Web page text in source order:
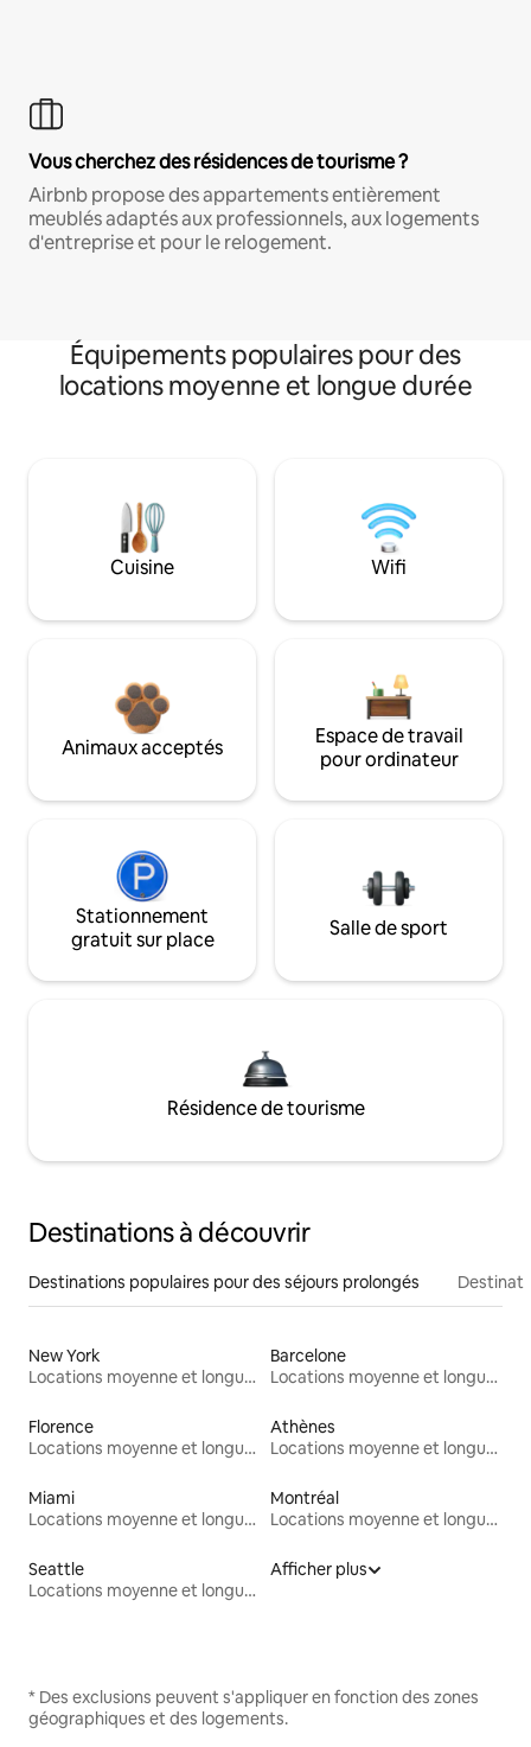
Vous cherchez des résidences de tourisme ?
Airbnb propose des appartements entièrement
meublés adaptés aux professionnels, aux logements
d'entreprise et pour le relogement.
Équipements populaires pour des
locations moyenne et longue durée
Cuisine Wifi
Animaux acceptés
Espace de travail
pour ordinateur
Stationnement
gratuit sur place
Salle de sport
Résidence de tourisme
Destinations à découvrir
Destinations populaires pour des séjours prolongés
New York
Locations moyenne et longue durée
Barcelone
Locations moyenne et longue durée
Florence
Locations moyenne et longue durée
Athènes
Locations moyenne et longue durée
Miami
Locations moyenne et longue durée
Montréal
Locations moyenne et longue durée
Seattle
Locations moyenne et longue durée
Afficher plus
* Des exclusions peuvent s'appliquer en fonction des zones
géographiques et des logements.